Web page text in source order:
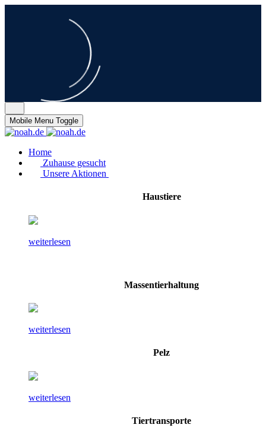
Mobile Menu Toggle
Home
Zuhause gesucht
Unsere Aktionen
Haustiere
weiterlesen
Massentierhaltung
weiterlesen
Pelz
weiterlesen
Tiertransporte